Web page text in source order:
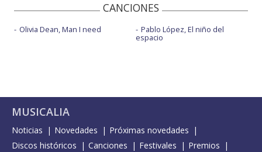
CANCIONES
Olivia Dean, Man I need Pablo López, El niño del
espacio
MUSICALIA
Noticias Novedades
Próximas novedades
Discos históricos
Canciones Festivales
Premios